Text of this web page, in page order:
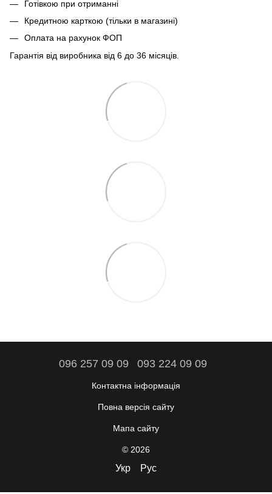
Готівкою при отриманні
Кредитною карткою (тільки в магазині)
Оплата на рахунок ФОП
Гарантія від виробника від 6 до 36 місяців.
096 257 09 09 093 224 09 09
Контактна інформація
Повна версія сайту
Мапа сайту
© 2026
Укр Рус